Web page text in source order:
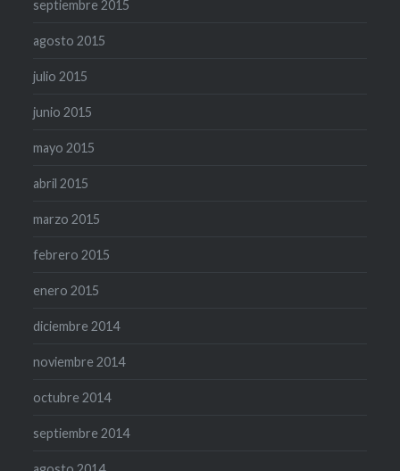
septiembre 2015
agosto 2015
julio 2015
junio 2015
mayo 2015
abril 2015
marzo 2015
febrero 2015
enero 2015
diciembre 2014
noviembre 2014
octubre 2014
septiembre 2014